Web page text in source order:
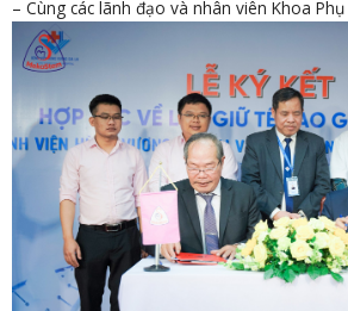
– Cùng các lãnh đạo và nhân viên Khoa